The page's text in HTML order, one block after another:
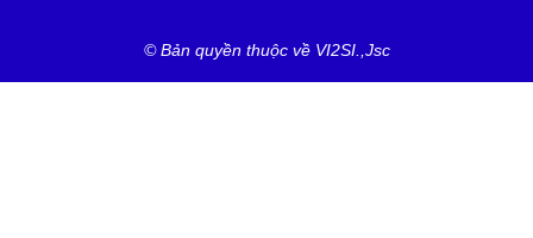
© Bản quyền thuộc về VI2SI.,Jsc